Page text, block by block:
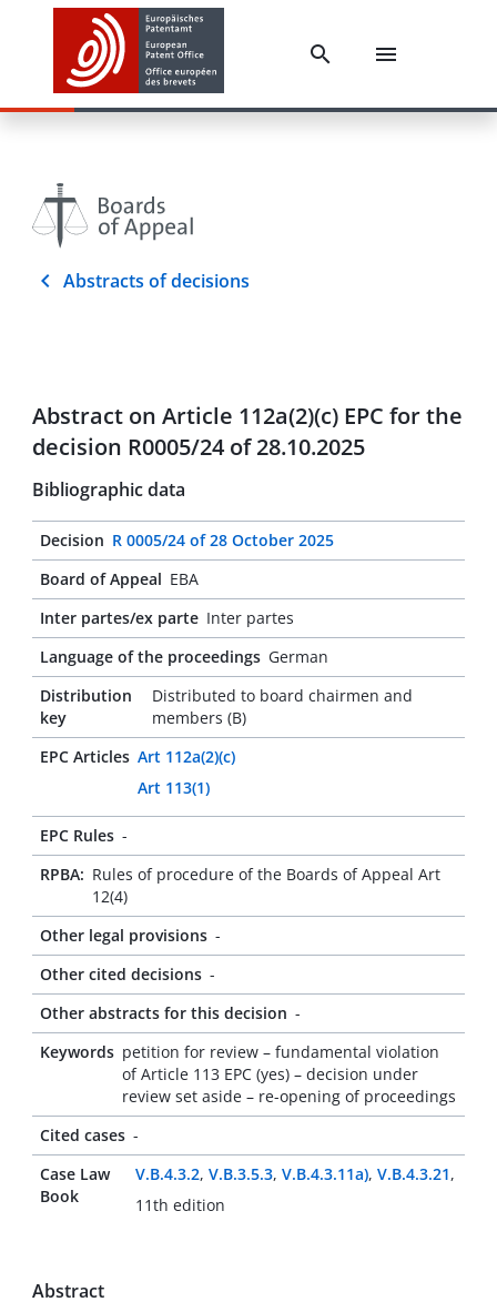
Abstracts of decisions
Abstract on Article 112a(2)(c) EPC for the
decision R0005/24 of 28.10.2025
Bibliographic data
Decision R 0005/24 of 28 October 2025
Board of Appeal EBA
Inter partes/ex parte Inter partes
Language of the proceedings German
Distribution
key
Distributed to board chairmen and
members (B)
EPC Articles Art 112a(2)(c)
Art 113(1)
EPC Rules -
RPBA: Rules of procedure of the Boards of Appeal Art
12(4)
Other legal provisions -
Other cited decisions -
Other abstracts for this decision -
Keywords petition for review – fundamental violation
of Article 113 EPC (yes) – decision under
review set aside – re-opening of proceedings
Cited cases -
Case Law
Book
V.B.4.3.2,V.B.3.5.3,V.B.4.3.11a),V.B.4.3.21,
11th edition
Abstract